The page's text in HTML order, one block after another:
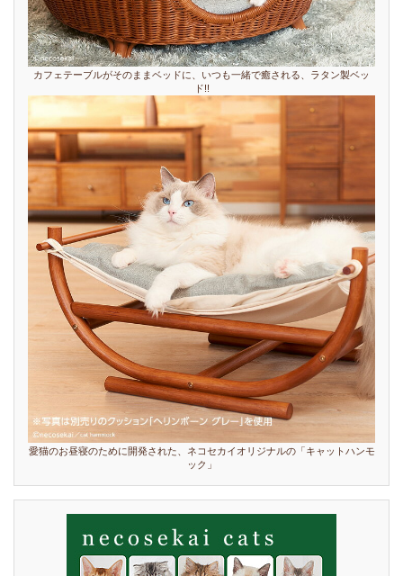
カフェテーブルがそのままベッドに、いつも一緒で癒される、ラタン製ベッ
ド!!
愛猫のお昼寝のために開発された、ネコセカイオリジナルの「キャットハンモ
ック」